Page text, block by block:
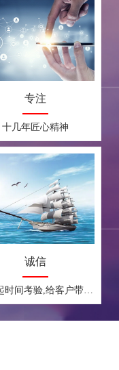
专注
十几年匠心精神
诚信
经得起时间考验,给客户带来最优质的服务